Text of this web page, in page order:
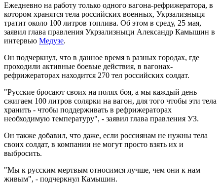
Ежедневно на работу только одного вагона-рефрижератора, в
котором хранятся тела российских военных, Укрзализныця
тратит около 100 литров топлива. Об этом в среду, 25 мая,
заявил глава правления Укрзализныци Александр Камышин в
интервью Медузе.
Он подчеркнул, что в данное время в разных городах, где
проходили активные боевые действия, в вагонах-
рефрижераторах находится 270 тел российских солдат.
"Русские бросают своих на полях боя, а мы каждый день
сжигаем 100 литров солярки на вагон, для того чтобы эти тела
хранить - чтобы поддерживать в рефрижераторах
необходимую температуру", - заявил глава правления УЗ.
Он также добавил, что даже, если россиянам не нужны тела
своих солдат, в компании не могут просто взять их и
выбросить.
"Мы к русским мертвым относимся лучше, чем они к нам
живым", - подчеркнул Камышин.